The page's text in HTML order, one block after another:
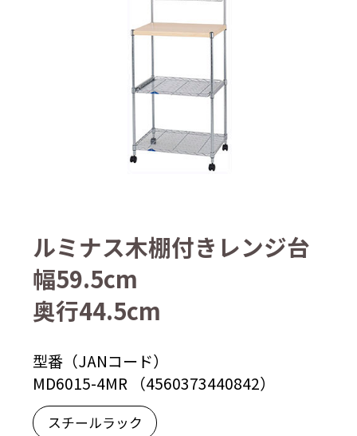
ルミナス木棚付きレンジ台
幅59.5cm
奥行44.5cm
型番（JANコード）
MD6015-4MR （4560373440842）
スチールラック